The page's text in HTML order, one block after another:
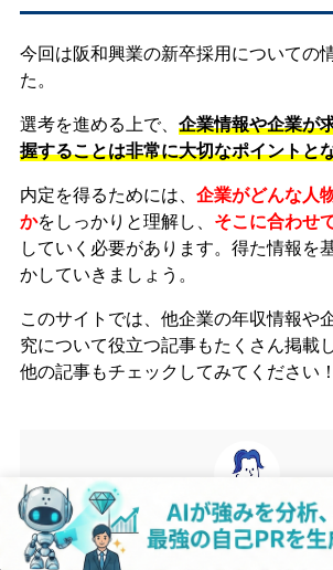
今回は阪和興業の新卒採用についての
た。
選考を進める上で、 企業情報や企業が
握することは非常に大切なポイントと
内定を得るためには、 企業がどんな人
かをしっかりと理解し、 そこに合わせ
していく必要があります。 得た情報を
かしていきましょう。
このサイトでは、他企業の年収情報や
究について役立つ記事もたくさん掲載
他の記事もチェックしてみてください！
監修者 gen
1990年生まれ。大学卒業後、東証一部上場